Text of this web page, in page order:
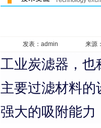
发表：admin 来源
工业炭滤器，
主要过滤材料
强大的吸附能